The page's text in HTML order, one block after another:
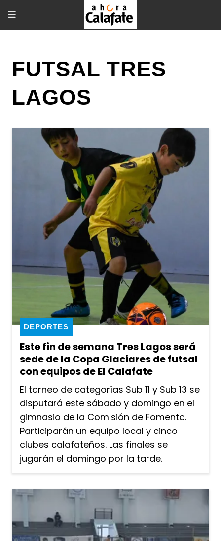
FUTSAL TRES
LAGOS
Este fin de semana Tres Lagos será
sede de la Copa Glaciares de futsal
con equipos de El Calafate
DEPORTES
El torneo de categorías Sub 11 y Sub 13 se
disputará este sábado y domingo en el
gimnasio de la Comisión de Fomento.
Participarán un equipo local y cinco
clubes calafateños. Las finales se
jugarán el domingo por la tarde.